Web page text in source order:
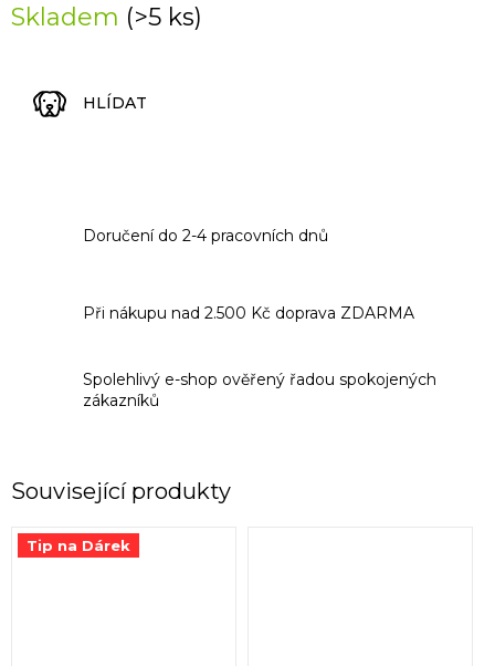
Skladem (>5 ks)
HLÍDAT
Doručení do 2-4 pracovních dnů
Při nákupu nad 2.500 Kč doprava ZDARMA
Spolehlivý e-shop ověřený řadou spokojených
zákazníků
Související produkty
Tip na Dárek